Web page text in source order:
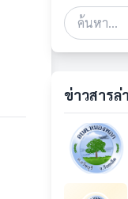
ข่าวสารล่